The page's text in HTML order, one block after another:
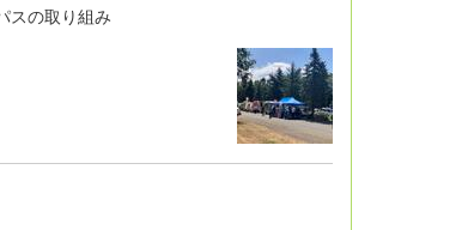
スの取り組み